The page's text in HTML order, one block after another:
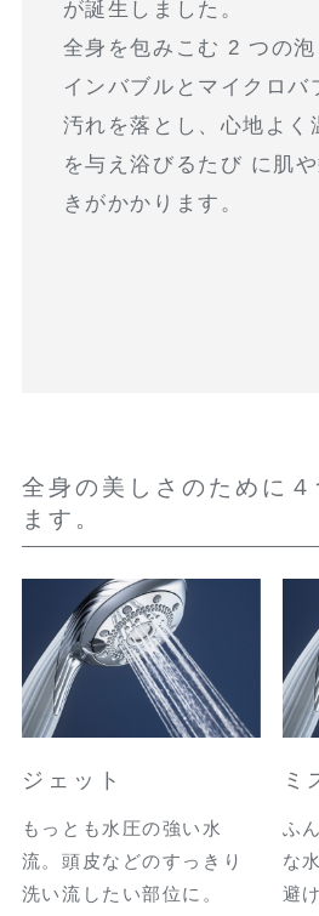
が誕生しました。
全身を包みこむ 2 つの
インバブルとマイクロバ
汚れを落とし、心地よく
を与え浴びるたび に肌
きがかかります。
全身の美しさのために
ます。
ジェット
もっとも水圧の強い水
流。頭皮などのすっきり
洗い流したい部位に。
ミ
ふ
な
避